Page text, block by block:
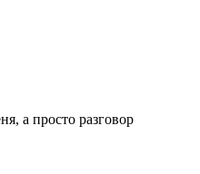
а просто разговор